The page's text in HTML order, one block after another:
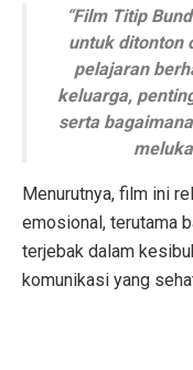
“Film Titip
untuk ditonton
pelajaran
keluarga,
serta
Menurutnya, film ini
emosional, terutama
terjebak dalam
komunikasi yang